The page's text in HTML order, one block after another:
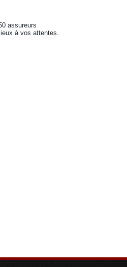
assureurs
à vos attentes.